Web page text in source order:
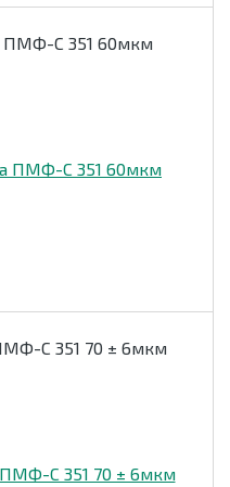
ПМФ-С 351 60мкм
С 351 70 ± 6мкм